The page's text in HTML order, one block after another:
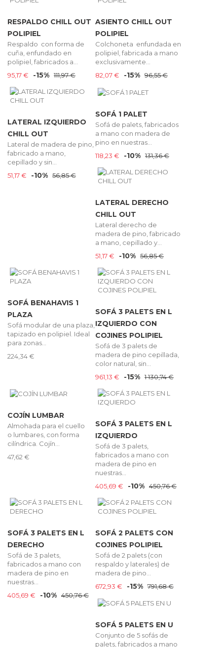
RESPALDO CHILL OUT
POLIPIEL
Respaldo con forma de
cuña, enfundado en
polipiel, fabricados a...
95,17 €
-15% 111,97 €
ASIENTO CHILL OUT
POLIPIEL
Colchoneta enfundada en
polipiel, fabricada a mano
exclusivamente...
82,07 €
-15% 96,55 €
LATERAL IZQUIERDO
CHILL OUT
Lateral de madera de pino,
fabricado a mano,
cepillado y sin...
51,17 €
-10% 56,85 €
SOFÁ 1 PALET
Sofá de palets, fabricados
a mano con madera de
pino en nuestras...
118,23 €
-10% 131,36 €
LATERAL DERECHO
CHILL OUT
Lateral derecho de
madera de pino, fabricado
a mano, cepillado y...
51,17 €
-10% 56,85 €
SOFÁ BENAHAVIS 1
PLAZA
Sofá modular de una plaza,
tapizado en polipiel. Ideal
para zonas...
224,34 €
SOFÁ 3 PALETS EN L
IZQUIERDO CON
COJINES POLIPIEL
Sofá de 3 palets de
madera de pino cepillada,
color natural, sin...
961,13 €
-15% 1 130,74 €
COJÍN LUMBAR
Almohada para el cuello
o lumbares, con forma
cilíndrica. Cojín...
47,62 €
SOFÁ 3 PALETS EN L
IZQUIERDO
Sofá de 3 palets,
fabricados a mano con
madera de pino en
nuestras...
405,69 €
-10% 450,76 €
SOFÁ 3 PALETS EN L
DERECHO
Sofá de 3 palets,
fabricados a mano con
madera de pino en
nuestras...
405,69 €
-10% 450,76 €
SOFÁ 2 PALETS CON
COJINES POLIPIEL
Sofá de 2 palets (con
respaldo y laterales) de
madera de pino...
672,93 €
-15% 791,68 €
SOFÁ 5 PALETS EN U
Conjunto de 5 sofás de
palets, fabricados a mano